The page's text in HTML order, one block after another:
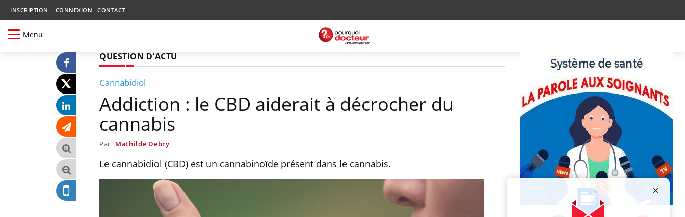
INSCRIPTION CONNEXION CONTACT
Menu
QUESTION D'ACTU
Cannabidiol
Addiction : le CBD aiderait à décrocher du
cannabis
Par Mathilde Debry
Le cannabidiol (CBD) est un cannabinoïde présent dans le cannabis.